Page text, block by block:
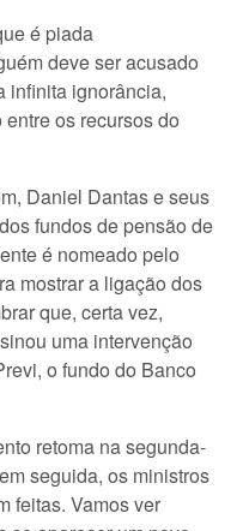
é piada
deve ser acusado
infinita ignorância,
os recursos do
Daniel Dantas e seus
fundos de pensão de
é nomeado pelo
mostrar a ligação dos
que, certa vez,
uma intervenção
o fundo do Banco
retoma na segunda-
seguida, os ministros
feitas. Vamos ver